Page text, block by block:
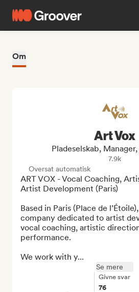
Om
Art Vox
Pladeselskab,
7.9k
Oversat automatisk
ART VOX - Vocal Coaching,
Artist Development (Paris)
Based in Paris (Place de
company dedicated to artist
vocal coaching, artistic
performance.
We work with y...
Se mere
Givne svar
76